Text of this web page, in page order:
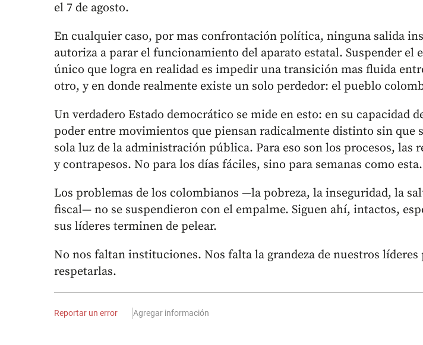
el 7 de agosto.
En cualquier caso, por mas confrontación política, ninguna salida
autoriza a parar el funcionamiento del aparato estatal. Suspender el
único que logra en realidad es impedir una transición mas fluida
otro, y en donde realmente existe un solo perdedor: el pueblo
Un verdadero Estado democrático se mide en esto: en su capacidad
poder entre movimientos que piensan radicalmente distinto sin que
sola luz de la administración pública. Para eso son los procesos, las
y contrapesos. No para los días fáciles, sino para semanas como esta.
Los problemas de los colombianos —la pobreza, la inseguridad, la
fiscal— no se suspendieron con el empalme. Siguen ahí, intactos,
sus líderes terminen de pelear.
No nos faltan instituciones. Nos falta la grandeza de nuestros
respetarlas.
Reportar un error Agregar información